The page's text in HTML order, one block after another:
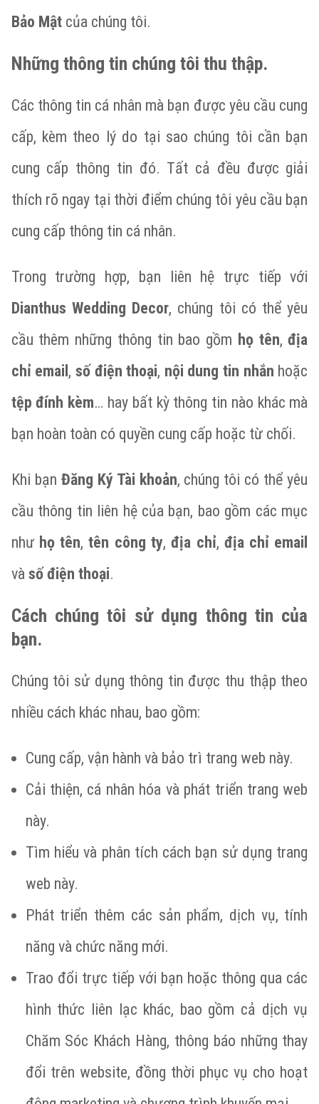
Bảo Mậtcủa chúng tôi.
Những thông tin chúng tôi thu thập.
Các thông tin cá nhân mà bạn được yêu cầu cung
cấp, kèm theo lý do tại sao chúng tôi cần bạn
cung cấp thông tin đó. Tất cả đều được giải
thích rõ ngay tại thời điểm chúng tôi yêu cầu bạn
cung cấp thông tin cá nhân.
Trong trường hợp, bạn liên hệ trực tiếp với
Dianthus Wedding Decor, chúng tôi có thể yêu
cầu thêm những thông tin bao gồm họ tên,địa
chỉ email , số điện thoại, nội dung tin nhắn hoặc
tệp đính kèm… hay bất kỳ thông tin nào khác mà
bạn hoàn toàn có quyền cung cấp hoặc từ chối.
Khi bạn Đăng Ký Tài khoản, chúng tôi có thể yêu
cầu thông tin liên hệ của bạn, bao gồm các mục
như họ tên,tên công ty,địa chỉ, địa chỉ email
và số điện thoại.
Cách chúng tôi sử dụng thông tin của
bạn.
Chúng tôi sử dụng thông tin được thu thập theo
nhiều cách khác nhau, bao gồm:
Cung cấp, vận hành và bảo trì trang web này.
Cải thiện, cá nhân hóa và phát triển trang web
này.
Tìm hiểu và phân tích cách bạn sử dụng trang
web này.
Phát triển thêm các sản phẩm, dịch vụ, tính
năng và chức năng mới.
Trao đổi trực tiếp với bạn hoặc thông qua các
hình thức liên lạc khác, bao gồm cả dịch vụ
Chăm Sóc Khách Hàng, thông báo những thay
đổi trên website, đồng thời phục vụ cho hoạt